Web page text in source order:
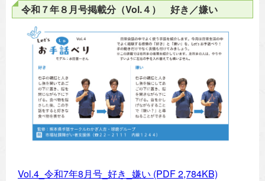
令和７年８月号掲載分（Vol.４） 好き／嫌い
Vol.4_令和7年8月号_好き_嫌い (PDF 2,784KB)